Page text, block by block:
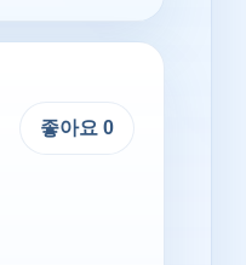
좋아요 0